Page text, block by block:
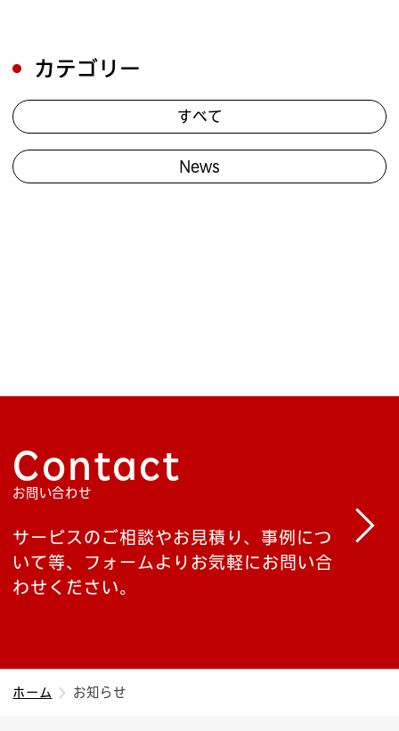
カテゴリー
すべて
News
Contact
お問い合わせ
サービスのご相談やお見積り、事例につ
いて等、フォームよりお気軽にお問い合
わせください。
ホーム お知らせ